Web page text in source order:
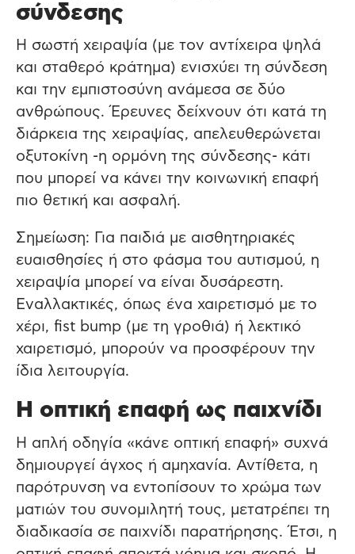
σύνδεσης
Η σωστή χειραψία (με τον αντίχειρα ψηλά
και σταθερό κράτημα) ενισχύει τη σύνδεση
και την εμπιστοσύνη ανάμεσα σε δύο
ανθρώπους. Έρευνες δείχνουν ότι κατά τη
διάρκεια της χειραψίας, απελευθερώνεται
οξυτοκίνη -η ορμόνη της σύνδεσης- κάτι
που μπορεί να κάνει την κοινωνική επαφή
πιο θετική και ασφαλή.
Σημείωση: Για παιδιά με αισθητηριακές
ευαισθησίες ή στο φάσμα του αυτισμού, η
χειραψία μπορεί να είναι δυσάρεστη.
Εναλλακτικές, όπως ένα χαιρετισμό με το
χέρι, fist bump (με τη γροθιά) ή λεκτικό
χαιρετισμό, μπορούν να προσφέρουν την
ίδια λειτουργία.
Η οπτική επαφή ως παιχνίδι
Η απλή οδηγία «κάνε οπτική επαφή» συχνά
δημιουργεί άγχος ή αμηχανία. Αντίθετα, η
παρότρυνση να εντοπίσουν το χρώμα των
ματιών του συνομιλητή τους, μετατρέπει τη
διαδικασία σε παιχνίδι παρατήρησης. Έτσι, η